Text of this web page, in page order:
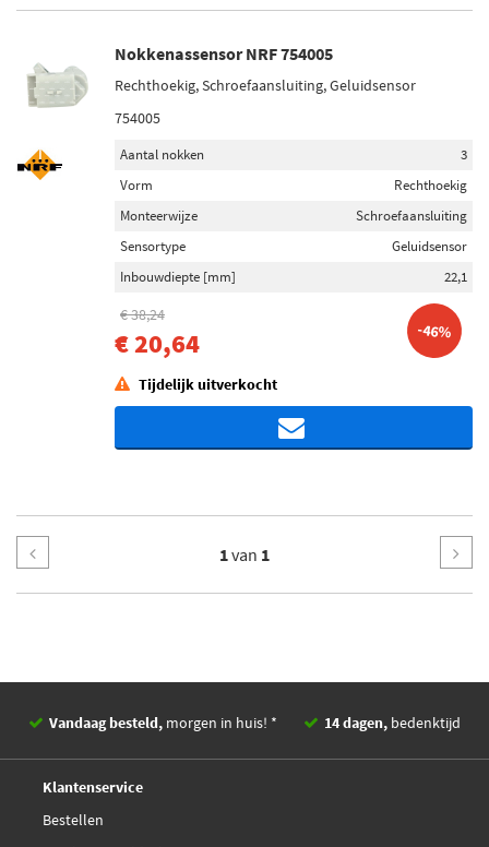
Nokkenassensor NRF 754005
Rechthoekig, Schroefaansluiting, Geluidsensor
754005
Aantal nokken
3
Vorm
Rechthoekig
Monteerwijze
Schroefaansluiting
Sensortype
Geluidsensor
Inbouwdiepte [mm]
22,1
€ 38,24
€ 20,64 -46%
Tijdelijk uitverkocht
1van 1
Vandaag besteld, morgen in huis! * 14 dagen, bedenktijd
Klantenservice
Bestellen